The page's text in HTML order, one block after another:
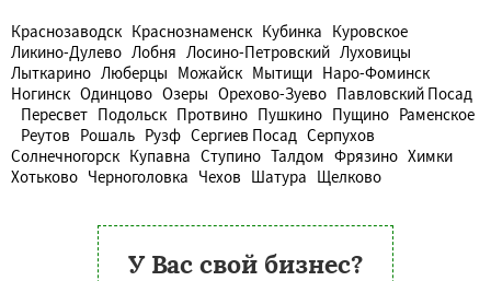
Краснозаводск Краснознаменск Кубинка Куровское
Ликино-Дулево Лобня Лосино-Петровский Луховицы
Лыткарино Люберцы Можайск Мытищи Наро-Фоминск
Ногинск Одинцово Озеры Орехово-Зуево Павловский Посад
Пересвет Подольск Протвино Пушкино Пущино Раменское
Реутов Рошаль Рузф Сергиев Посад Серпухов
Солнечногорск Купавна Ступино Талдом Фрязино Химки
Хотьково Черноголовка Чехов Шатура Щелково
У Вас свой бизнес?